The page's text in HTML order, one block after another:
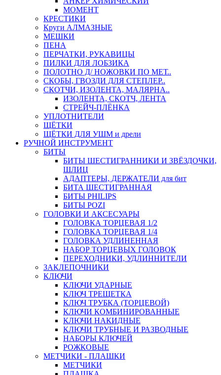
МОМЕНТ
КРЕСТИКИ
Круги АЛМАЗНЫЕ
МЕШКИ
ПЕНА
ПЕРЧАТКИ, РУКАВИЦЫ
ПИЛКИ ДЛЯ ЛОБЗИКА
ПОЛОТНО Д/ НОЖОВКИ ПО МЕТ..
СКОБЫ, ГВОЗДИ ДЛЯ СТЕПЛЕР..
СКОТЧИ, ИЗОЛЕНТА, МАЛЯРНА..
ИЗОЛЕНТА, СКОТЧ, ЛЕНТА
СТРЕЙЧ-ПЛЁНКА
УПЛОТНИТЕЛИ
ЩЁТКИ
ЩЁТКИ ДЛЯ УШМ и дрели
РУЧНОЙ ИНСТРУМЕНТ
БИТЫ
БИТЫ ШЕСТИГРАННИКИ И ЗВЁЗДОЧКИ,
ШЛИЦ
АДАПТЕРЫ, ДЕРЖАТЕЛИ для бит
БИТА ШЕСТИГРАННАЯ
БИТЫ PHILIPS
БИТЫ POZI
ГОЛОВКИ И АКСЕСУАРЫ
ГОЛОВКА ТОРЦЕВАЯ 1/2
ГОЛОВКА ТОРЦЕВАЯ 1/4
ГОЛОВКА УДЛИНЕННАЯ
НАБОР ТОРЦЕВЫХ ГОЛОВОК
ПЕРЕХОДНИКИ, УДЛИННИТЕЛИ
ЗАКЛЕПОЧНИКИ
КЛЮЧИ
КЛЮЧИ УДАРНЫЕ
КЛЮЧ ТРЕЩЕТКА
КЛЮЧ ТРУБКА (ТОРЦЕВОЙ)
КЛЮЧИ КОМБИНИРОВАННЫЕ
КЛЮЧИ НАКИДНЫЕ
КЛЮЧИ ТРУБНЫЕ И РАЗВОДНЫЕ
НАБОРЫ КЛЮЧЕЙ
РОЖКОВЫЕ
МЕТЧИКИ - ПЛАШКИ
МЕТЧИКИ